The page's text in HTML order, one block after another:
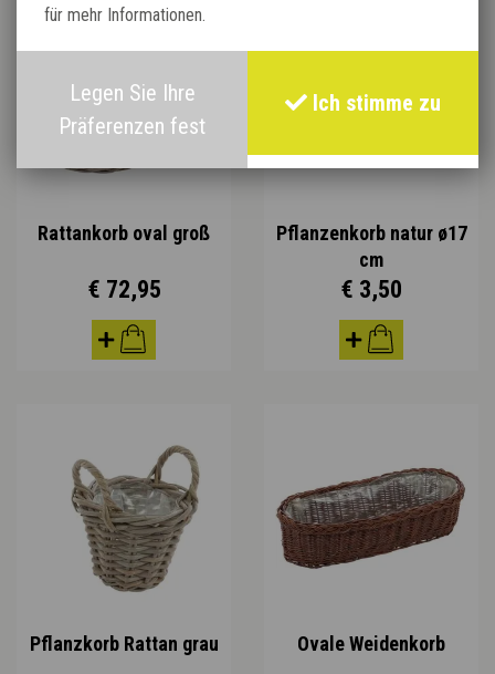
Rattankorb oval groß
€ 72,95
Pflanzenkorb natur ø17
cm
€ 3,50
Pflanzkorb Rattan grau Ovale Weidenkorb
für mehr Informationen.
Legen Sie Ihre
Präferenzen fest
Ich stimme zu